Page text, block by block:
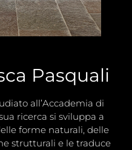
Pasquali
all’Accademia di
ricerca si sviluppa a
forme naturali, delle
strutturali e le traduce